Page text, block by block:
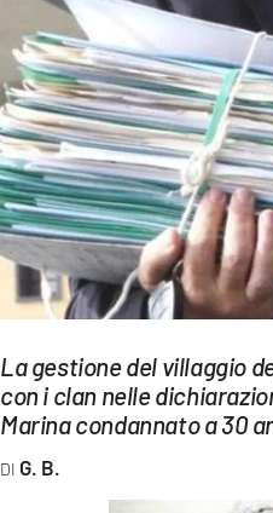
SOCIETÀ
CULTURA
ECONOMIA E LAVORO
EVENTI
SPORT
Streaming
LAC NETWORK
La gestione del villaggio
con i clan nelle
Marina condannato a 30
G. B.